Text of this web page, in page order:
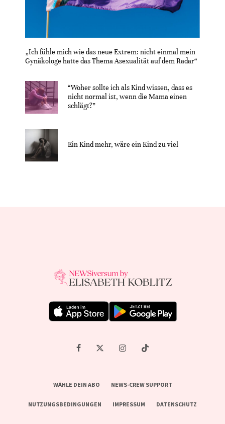
„Ich fühle mich wie das neue Extrem: nicht einmal mein
Gynäkologe hatte das Thema Asexualität auf dem Radar“
“Woher sollte ich als Kind wissen, dass es
nicht normal ist, wenn die Mama einen
schlägt?”
Ein Kind mehr, wäre ein Kind zu viel
WÄHLE DEIN ABO NEWS-CREW SUPPORT
NUTZUNGSBEDINGUNGEN IMPRESSUM DATENSCHUTZ